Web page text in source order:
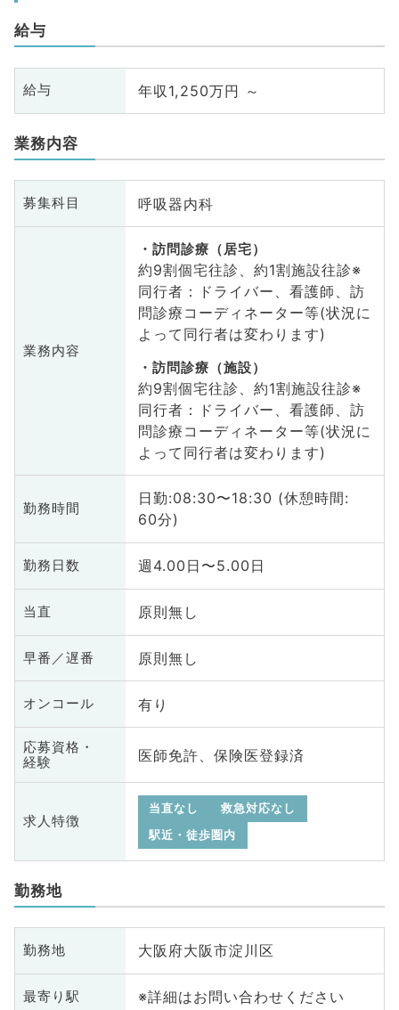
給与
給与 年収1,250万円 ～
業務内容
募集科目 呼吸器内科
業務内容
訪問診療（居宅）
約9割個宅往診、約1割施設往診※
同行者：ドライバー、看護師、訪
問診療コーディネーター等(状況に
よって同行者は変わります)
訪問診療（施設）
約9割個宅往診、約1割施設往診※
同行者：ドライバー、看護師、訪
問診療コーディネーター等(状況に
よって同行者は変わります)
勤務時間
日勤:08:30〜18:30 (休憩時間:
60分)
勤務日数 週4.00日〜5.00日
当直 原則無し
早番／遅番 原則無し
オンコール 有り
応募資格・
経験
医師免許、保険医登録済
求人特徴
当直なし
救急対応なし
駅近・徒歩圏内
勤務地
勤務地 大阪府大阪市淀川区
最寄り駅 ※詳細はお問い合わせください